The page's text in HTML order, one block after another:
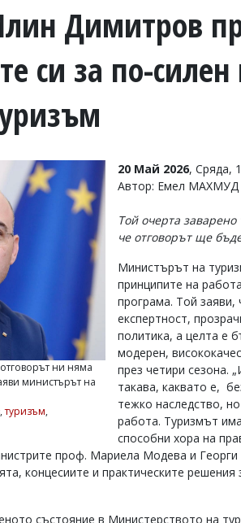
Димитров
си за по-
ни няма
министърът на
,туризъм,
20 Май 2026, Сряда,
Автор: Емел МАХМУД
Той очерта
че отговорът ще
Министърът на
принципите на
програма. Той
експертност,
политика, а целта е
модерен,
през четири сезона.
такава, каквато е,
тежко наследство,
работа. Туризмът
способни хора на
проф. Мариела Модева и
концесиите и практическите
състояние в Министерството на